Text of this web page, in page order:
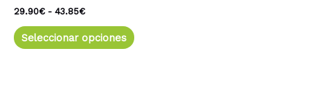
29.90€ - 43.85€
Seleccionar opciones pueden